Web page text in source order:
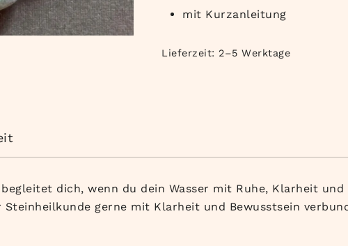
mit Kurzanleitung
Lieferzeit: 2–5 Werktage
dich, wenn du dein Wasser mit Ruhe, Klarheit
gerne mit Klarheit und Bewusstsein